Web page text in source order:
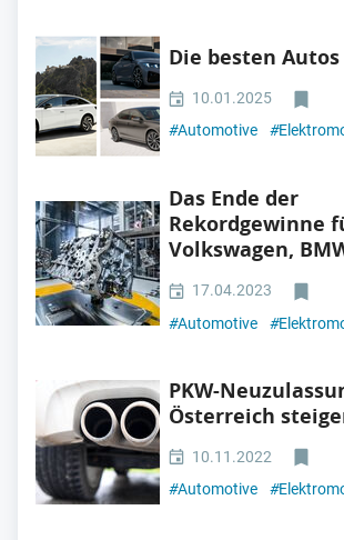
Die besten Autos
10.01.2025
#Automotive #
Das Ende der
Rekordgewinne
Volkswagen,
17.04.2023
#Automotive #
PKW-
Österreich
10.11.2022
#Automotive #